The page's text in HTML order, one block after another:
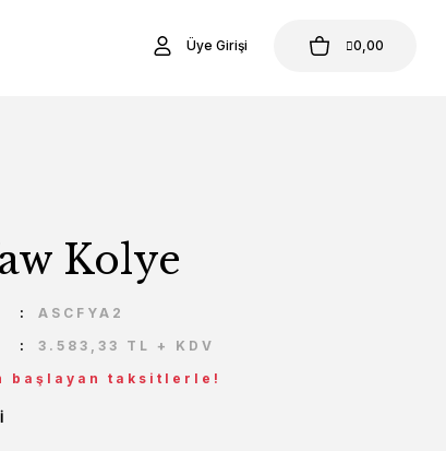
Üye Girişi 0,00
Kolye
ASCFYA2
3.583,33 TL + KDV
başlayan taksitlerle!